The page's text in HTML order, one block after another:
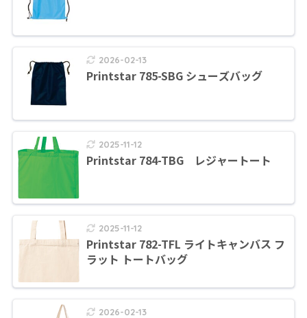
2026-02-13
Printstar 785-SBG シューズバッグ
2025-11-12
Printstar 784-TBG レジャートート
2025-11-12
Printstar 782-TFL ライトキャンバス フ
ラット トートバッグ
2026-02-13